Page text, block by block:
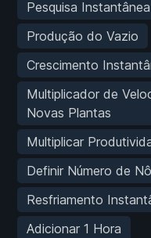
Pesquisa Instantânea
Produção do Vazio
Crescimento
Multiplicador de
Novas Plantas
Multiplicar
Definir Número de
Resfriamento
Adicionar 1 Hora